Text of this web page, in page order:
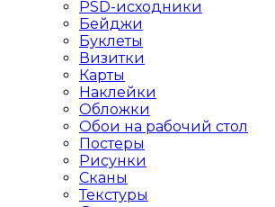
PSD-исходники
Бейджи
Буклеты
Визитки
Карты
Наклейки
Обложки
Обои на рабочий стол
Постеры
Рисунки
Сканы
Текстуры